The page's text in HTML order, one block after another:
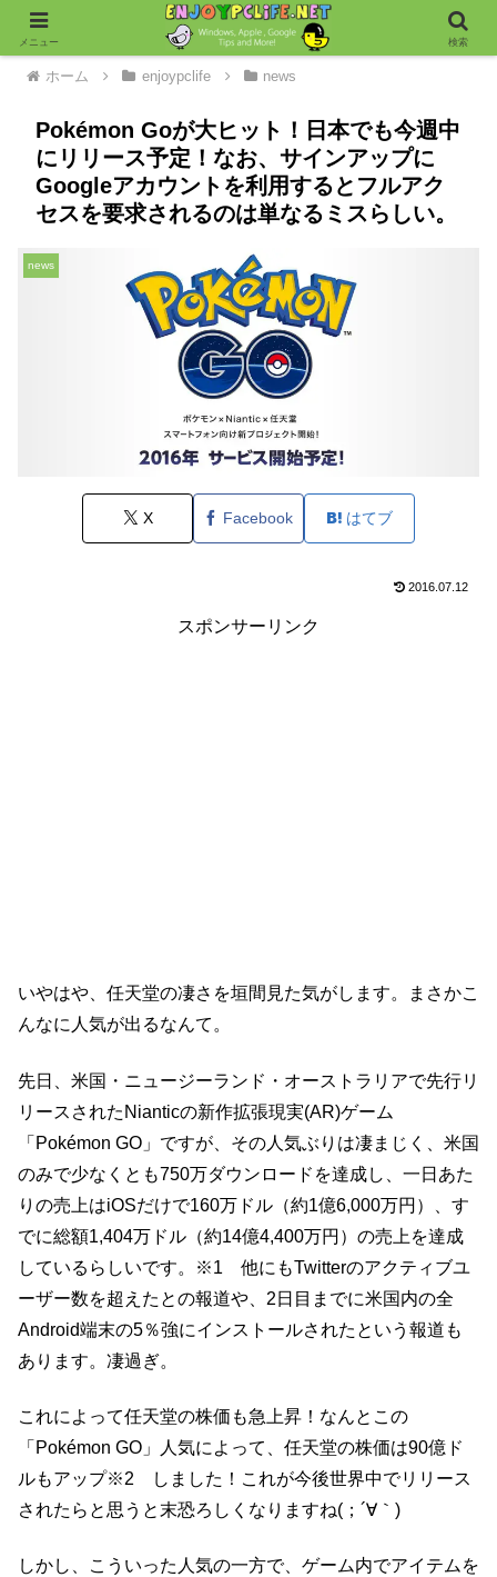
ホーム enjoypclife news
Pokémon Goが大ヒット！日本でも今週中
にリリース予定！なお、サインアップに
Googleアカウントを利用するとフルアク
セスを要求されるのは単なるミスらしい。
news
X Facebook はてブ
2016.07.12
スポンサーリンク
いやはや、任天堂の凄さを垣間見た気がします。まさかこ
んなに人気が出るなんて。
先日、米国・ニュージーランド・オーストラリアで先行リ
リースされたNianticの新作拡張現実(AR)ゲーム
「Pokémon GO」ですが、その人気ぶりは凄まじく、米国
のみで少なくとも750万ダウンロードを達成し、一日あた
りの売上はiOSだけで160万ドル（約1億6,000万円）、す
でに総額1,404万ドル（約14億4,400万円）の売上を達成
しているらしいです。※1 他にもTwitterのアクティブユ
ーザー数を超えたとの報道や、2日目までに米国内の全
Android端末の5％強にインストールされたという報道も
あります。凄過ぎ。
これによって任天堂の株価も急上昇！なんとこの
「Pokémon GO」人気によって、任天堂の株価は90億ド
ルもアップ※2 しました！これが今後世界中でリリース
されたらと思うと末恐ろしくなりますね(；´∀｀)
しかし、こういった人気の一方で、ゲーム内でアイテムを
メニュー 検索